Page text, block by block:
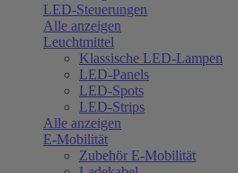
LED-Steuerungen
Alle anzeigen
Leuchtmittel
Klassische LED-Lampen
LED-Panels
LED-Spots
LED-Strips
Alle anzeigen
E-Mobilität
Zubehör E-Mobilität